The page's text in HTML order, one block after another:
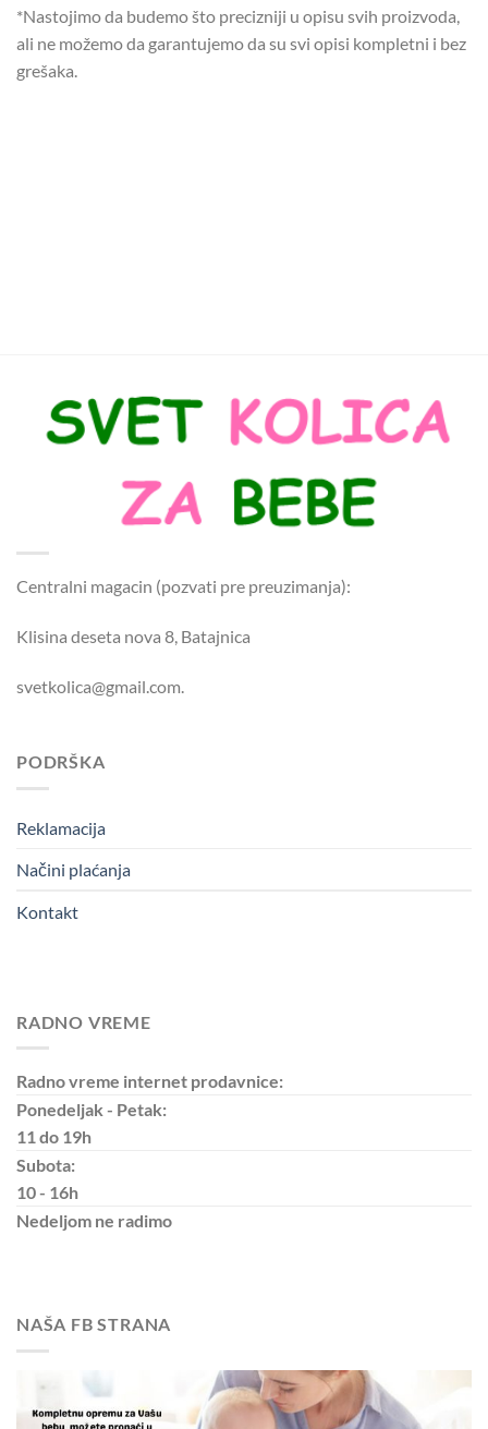
*Nastojimo da budemo što precizniji u opisu svih proizvoda,
ali ne možemo da garantujemo da su svi opisi kompletni i bez
grešaka.
Centralni magacin (pozvati pre preuzimanja):
Klisina deseta nova 8, Batajnica
svetkolica@gmail.com.
PODRŠKA
Reklamacija
Načini plaćanja
Kontakt
RADNO VREME
Radno vreme internet prodavnice:
Ponedeljak - Petak:
11 do 19h
Subota:
10 - 16h
Nedeljom ne radimo
NAŠA FB STRANA